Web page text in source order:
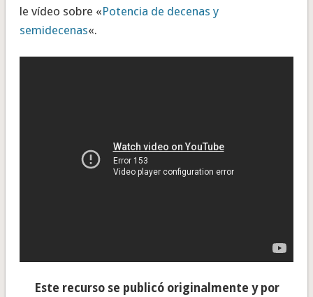
le vídeo sobre «Potencia de decenas y
semidecenas«.
Este recurso se publicó originalmente y por